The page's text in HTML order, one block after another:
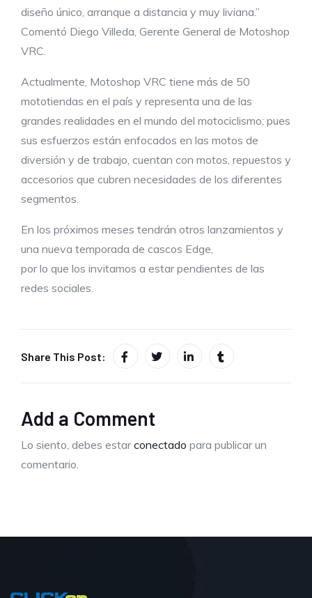
diseño único, arranque a distancia y muy liviana.”
Comentó Diego Villeda, Gerente General de Motoshop
VRC.
Actualmente, Motoshop VRC tiene más de 50
mototiendas en el país y representa una de las
grandes realidades en el mundo del motociclismo; pues
sus esfuerzos están enfocados en las motos de
diversión y de trabajo, cuentan con motos, repuestos y
accesorios que cubren necesidades de los diferentes
segmentos.
En los próximos meses tendrán otros lanzamientos y
una nueva temporada de cascos Edge,
por lo que los invitamos a estar pendientes de las
redes sociales.
Share This Post:
Add a Comment
Lo siento, debes estarconectado para publicar un
comentario.